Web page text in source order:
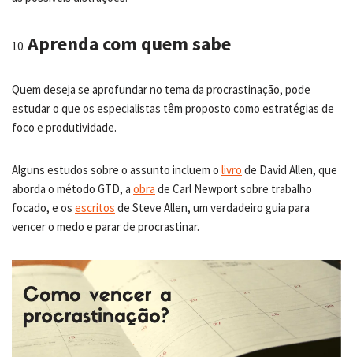
Aprenda com quem sabe
Quem deseja se aprofundar no tema da procrastinação, pode
estudar o que os especialistas têm proposto como estratégias de
foco e produtividade.
Alguns estudos sobre o assunto incluem o livro de David Allen, que
aborda o método GTD, a obra de Carl Newport sobre trabalho
focado, e os escritos de Steve Allen, um verdadeiro guia para
vencer o medo e parar de procrastinar.